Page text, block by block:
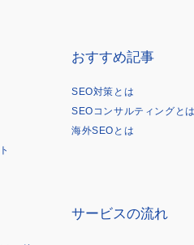
おすすめ記事
SEO対策とは
SEOコンサルティングと
海外SEOとは
サービスの流れ